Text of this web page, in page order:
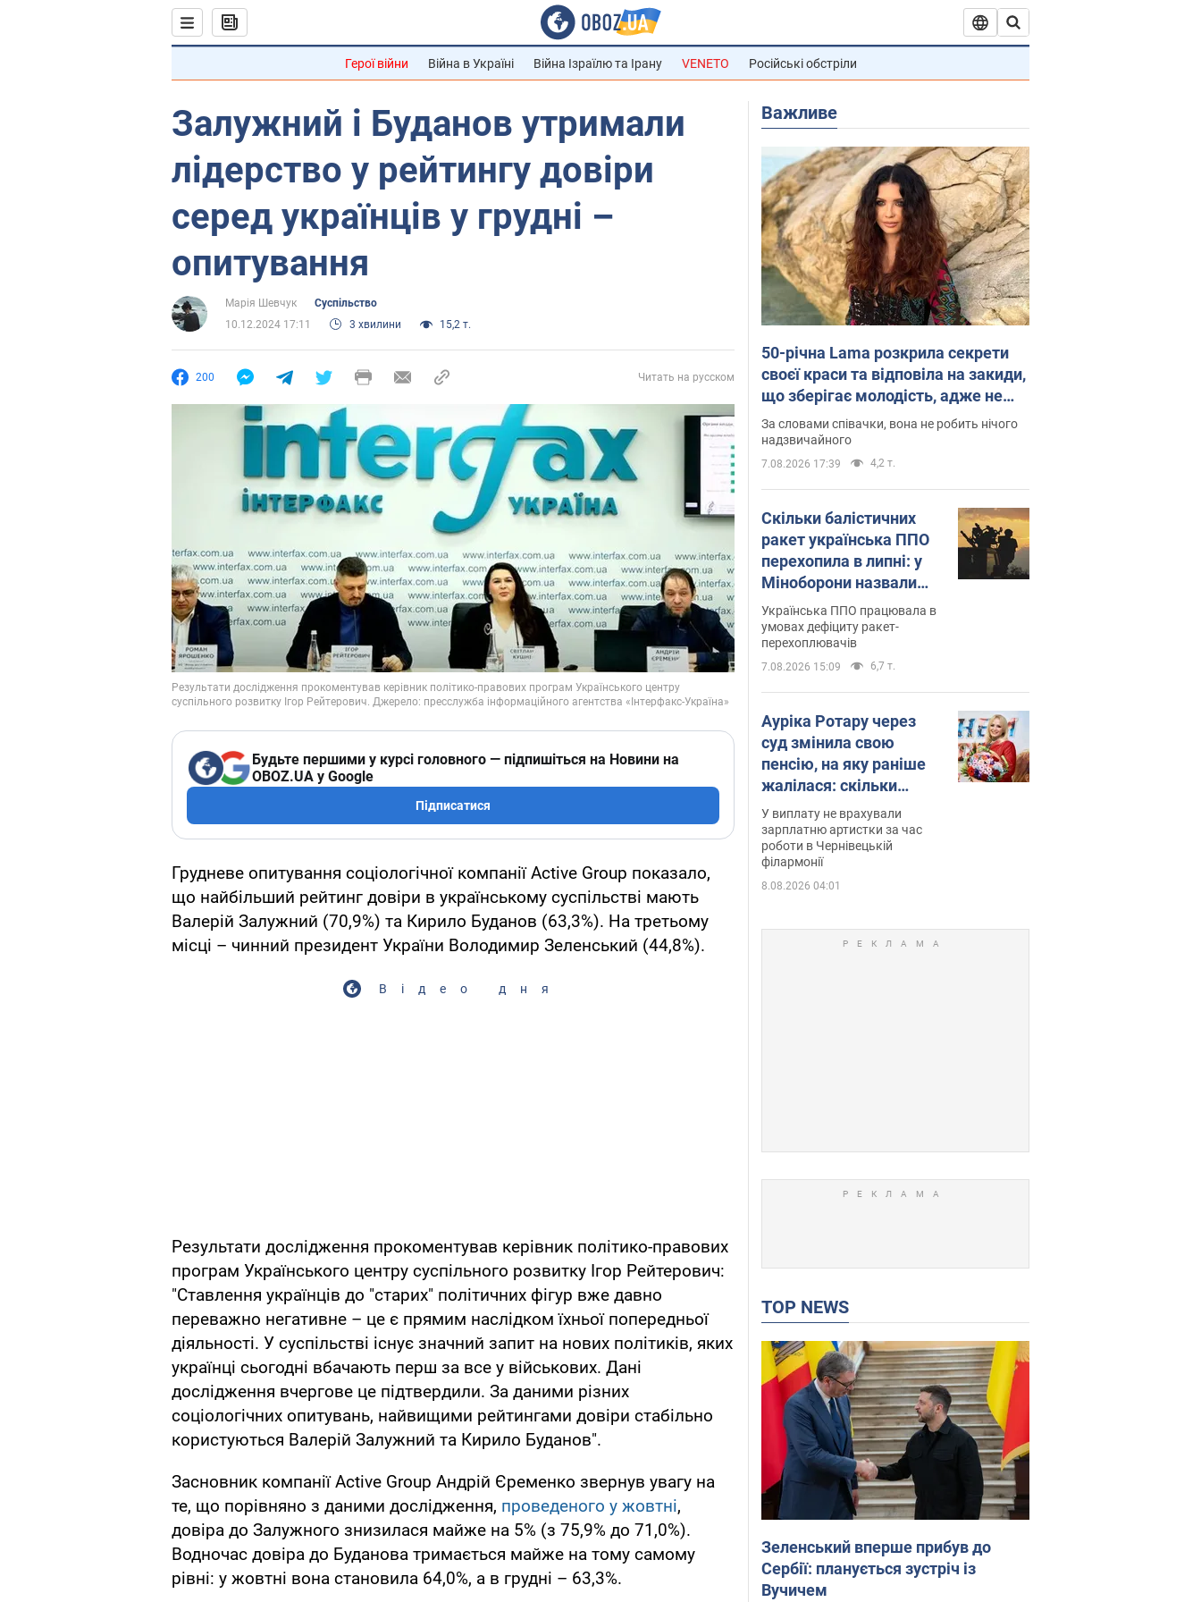
Герої війни Війна в Україні Війна Ізраїлю та Ірану VENETO Російські обстріли
Залужний і Буданов утримали
лідерство у рейтингу довіри
серед українців у грудні –
опитування
Марія Шевчук
Суспільство
10.12.2024 17:11
3 хвилини 15,2 т.
200 Читать на русском
Будьте першими у курсі головного — підпишіться на Новини на
OBOZ.UA у Google
Підписатися
Грудневе опитування соціологічної компанії Active Group показало,
що найбільший рейтинг довіри в українському суспільстві мають
Валерій Залужний (70,9%) та Кирило Буданов (63,3%). На третьому
місці – чинний президент України Володимир Зеленський (44,8%).
Відео дня
Результати дослідження прокоментував керівник політико-правових
програм Українського центру суспільного розвитку Ігор Рейтерович:
"Ставлення українців до "старих" політичних фігур вже давно
переважно негативне – це є прямим наслідком їхньої попередньої
діяльності. У суспільстві існує значний запит на нових політиків, яких
українці сьогодні вбачають перш за все у військових. Дані
дослідження вчергове це підтвердили. За даними різних
соціологічних опитувань, найвищими рейтингами довіри стабільно
користуються Валерій Залужний та Кирило Буданов".
Засновник компанії Active Group Андрій Єременко звернув увагу на
те, що порівняно з даними дослідження, проведеного у жовтні,
довіра до Залужного знизилася майже на 5% (з 75,9% до 71,0%).
Водночас довіра до Буданова тримається майже на тому самому
рівні: у жовтні вона становила 64,0%, а в грудні – 63,3%.
Важливе
50-річна Lama розкрила секрети
своєї краси та відповіла на закиди,
що зберігає молодість, адже не
має дітей
За словами співачки, вона не робить нічого
надзвичайного
7.08.2026 17:39 4,2 т.
Скільки балістичних
ракет українська ППО
перехопила в липні: у
Міноборони назвали
цифру
Українська ППО працювала в
умовах дефіциту ракет-
перехоплювачів
7.08.2026 15:09 6,7 т.
Ауріка Ротару через
суд змінила свою
пенсію, на яку раніше
жалілася: скільки
отримувала співачка
У виплату не врахували
зарплатню артистки за час
роботи в Чернівецькій
філармонії
8.08.2026 04:01
TOP NEWS
Зеленський вперше прибув до
Сербії: планується зустріч із
Вучичем